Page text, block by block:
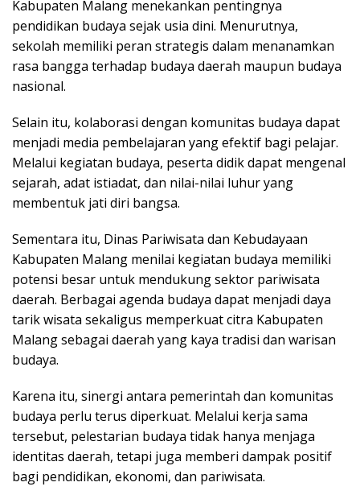
Kabupaten Malang menekankan pentingnya
pendidikan budaya sejak usia dini. Menurutnya,
sekolah memiliki peran strategis dalam menanamkan
rasa bangga terhadap budaya daerah maupun budaya
nasional.
Selain itu, kolaborasi dengan komunitas budaya dapat
menjadi media pembelajaran yang efektif bagi pelajar.
Melalui kegiatan budaya, peserta didik dapat mengenal
sejarah, adat istiadat, dan nilai-nilai luhur yang
membentuk jati diri bangsa.
Sementara itu, Dinas Pariwisata dan Kebudayaan
Kabupaten Malang menilai kegiatan budaya memiliki
potensi besar untuk mendukung sektor pariwisata
daerah. Berbagai agenda budaya dapat menjadi daya
tarik wisata sekaligus memperkuat citra Kabupaten
Malang sebagai daerah yang kaya tradisi dan warisan
budaya.
Karena itu, sinergi antara pemerintah dan komunitas
budaya perlu terus diperkuat. Melalui kerja sama
tersebut, pelestarian budaya tidak hanya menjaga
identitas daerah, tetapi juga memberi dampak positif
bagi pendidikan, ekonomi, dan pariwisata.